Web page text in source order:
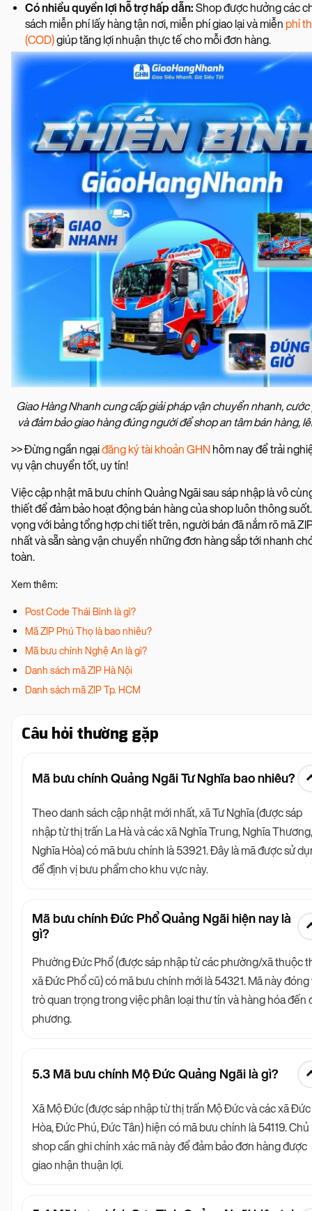
Có nhiều quyền lợi hỗ trợ hấp dẫn: Shop được hưởng các
sách miễn phí lấy hàng tận nơi, miễn phí giao lại và miễn phí
(COD)giúp tăng lợi nhuận thực tế cho mỗi đơn hàng.
Giao Hàng Nhanh cung cấp giải pháp vận chuyển nhanh,
và đảm bảo giao hàng đúng người để shop an tâm bán hàng,
>> Đừng ngần ngạiđăng ký tài khoản GHN hôm nay để trải
vụ vận chuyển tốt, uy tín!
Việc cập nhật mã bưu chính Quảng Ngãi sau sáp nhập là vô
thiết để đảm bảo hoạt động bán hàng của shop luôn thông
vọng với bảng tổng hợp chi tiết trên, người bán đã nắm rõ mã
nhất và sẵn sàng vận chuyển những đơn hàng sắp tới nhanh
toàn.
Xem thêm:
Post Code Thái Bình là gì?
Mã ZIP Phú Thọ là bao nhiêu?
Mã bưu chính Nghệ An là gì?
Danh sách mã ZIP Hà Nội
Danh sách mã ZIP Tp. HCM
Câu hỏi thường gặp
Mã bưu chính Quảng Ngãi Tư Nghĩa bao nhiêu?
Theo danh sách cập nhật mới nhất, xã Tư Nghĩa (được sáp
nhập từ thị trấn La Hà và các xã Nghĩa Trung, Nghĩa Thương,
Nghĩa Hòa) có mã bưu chính là 53921. Đây là mã được sử
để định vị bưu phẩm cho khu vực này.
Mã bưu chính Đức Phổ Quảng Ngãi hiện nay là
gì?
Phường Đức Phổ (được sáp nhập từ các phường/xã thuộc
xã Đức Phổ cũ) có mã bưu chính mới là 54321. Mã này đóng
trò quan trọng trong việc phân loại thư tín và hàng hóa đến
phương.
5.3 Mã bưu chính Mộ Đức Quảng Ngãi là gì?
Xã Mộ Đức (được sáp nhập từ thị trấn Mộ Đức và các xã Đức
Hòa, Đức Phú, Đức Tân) hiện có mã bưu chính là 54119. Chủ
shop cần ghi chính xác mã này để đảm bảo đơn hàng được
giao nhận thuận lợi.